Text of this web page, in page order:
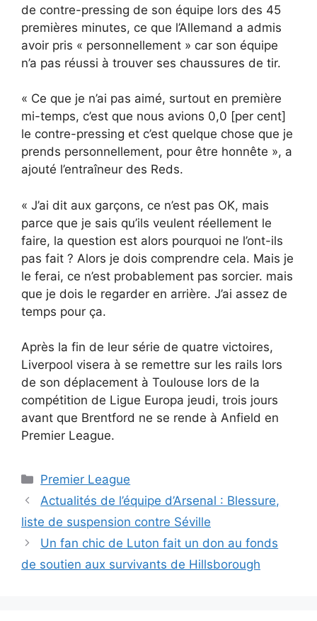
de contre-pressing de son équipe lors des 45
premières minutes, ce que l’Allemand a admis
avoir pris « personnellement » car son équipe
n’a pas réussi à trouver ses chaussures de tir.
« Ce que je n’ai pas aimé, surtout en première
mi-temps, c’est que nous avions 0,0 [per cent]
le contre-pressing et c’est quelque chose que je
prends personnellement, pour être honnête », a
ajouté l’entraîneur des Reds.
« J’ai dit aux garçons, ce n’est pas OK, mais
parce que je sais qu’ils veulent réellement le
faire, la question est alors pourquoi ne l’ont-ils
pas fait ? Alors je dois comprendre cela. Mais je
le ferai, ce n’est probablement pas sorcier. mais
que je dois le regarder en arrière. J’ai assez de
temps pour ça.
Après la fin de leur série de quatre victoires,
Liverpool visera à se remettre sur les rails lors
de son déplacement à Toulouse lors de la
compétition de Ligue Europa jeudi, trois jours
avant que Brentford ne se rende à Anfield en
Premier League.
Catégories
Premier League
Actualités de l’équipe d’Arsenal : Blessure,
liste de suspension contre Séville
Un fan chic de Luton fait un don au fonds
de soutien aux survivants de Hillsborough